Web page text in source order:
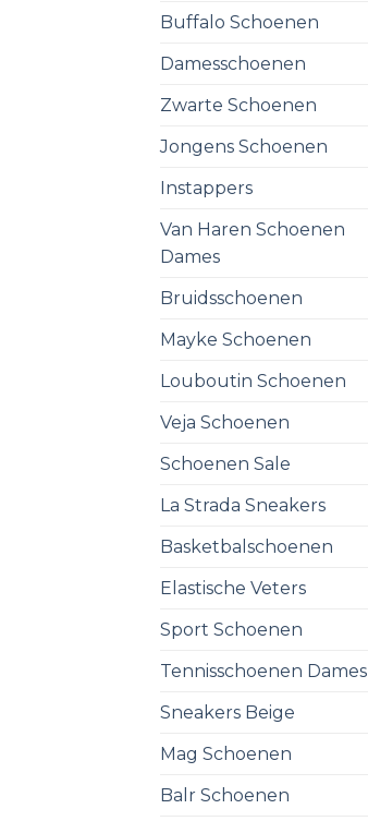
Buffalo Schoenen
Damesschoenen
Zwarte Schoenen
Jongens Schoenen
Instappers
Van Haren Schoenen
Dames
Bruidsschoenen
Mayke Schoenen
Louboutin Schoenen
Veja Schoenen
Schoenen Sale
La Strada Sneakers
Basketbalschoenen
Elastische Veters
Sport Schoenen
Tennisschoenen Dames
Sneakers Beige
Mag Schoenen
Balr Schoenen